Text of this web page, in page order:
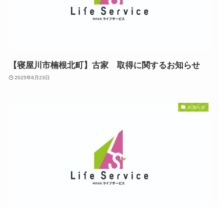
【寝屋川市楠根北町】古家 取得に関するお知らせ
2025年6月23日
お知らせ